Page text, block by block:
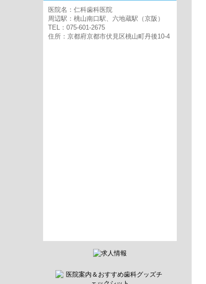
医院名：仁科歯科医院
周辺駅：桃山南口駅、六地蔵駅（京阪）
TEL：075-601-2675
住所：京都府京都市伏見区桃山町丹後10-4